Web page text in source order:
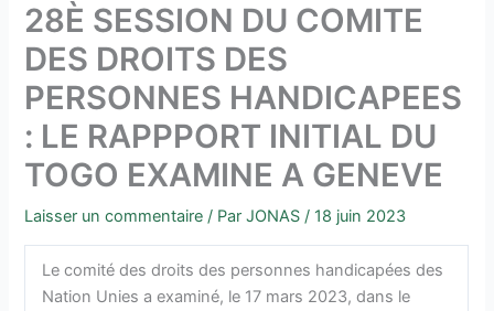
28È SESSION DU COMITE
DES DROITS DES
PERSONNES HANDICAPEES
: LE RAPPPORT INITIAL DU
TOGO EXAMINE A GENEVE
Laisser un commentaire / ParJONAS/ 18 juin 2023
Le comité des droits des personnes handicapées des
Nation Unies a examiné, le 17 mars 2023, dans le